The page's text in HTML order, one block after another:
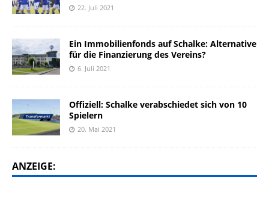
22. Juli 2021
Ein Immobilienfonds auf Schalke: Alternative
für die Finanzierung des Vereins?
6. Juli 2021
Offiziell: Schalke verabschiedet sich von 10
Spielern
20. Mai 2021
ANZEIGE: